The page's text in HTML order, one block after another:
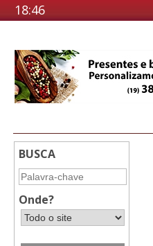
18:46
BUSCA
Onde?